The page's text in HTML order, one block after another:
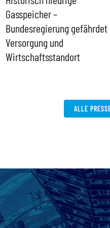
Gasspeicher –
Bundesregierung gefährdet
Versorgung und
Wirtschaftsstandort
ALLE